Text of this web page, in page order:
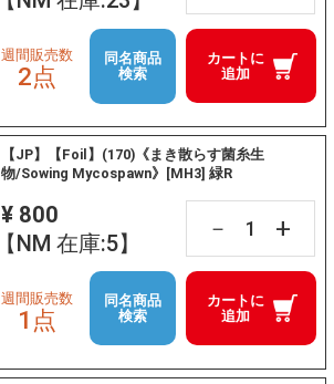
カートに
追加
週間販売数
2点
同名商品
検索
【JP】【Foil】(170)《まき散らす菌糸生
物/Sowing Mycospawn》[MH3] 緑R
¥ 800
【NM 在庫:5】
－ +
カートに
追加
週間販売数
1点
同名商品
検索